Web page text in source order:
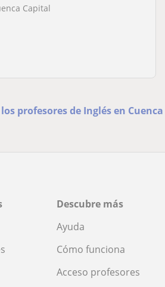
Capital
profesores de Inglés en Cuenca
Descubre más
Ayuda
Cómo funciona
Acceso profesores